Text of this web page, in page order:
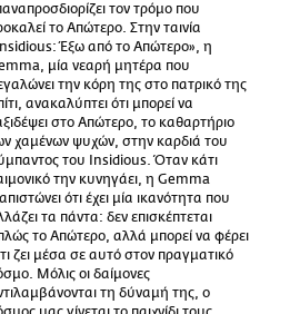
τον τρόμο που
το Απώτερο. Στην ταινία
Έξω από το Απώτερο», η
μία νεαρή μητέρα που
την κόρη της στο πατρικό της
ανακαλύπτει ότι μπορεί να
στο Απώτερο, το καθαρτήριο
χαμένων ψυχών, στην καρδιά του
του Insidious. Όταν κάτι
την κυνηγάει, η Gemma
ότι έχει μία ικανότητα που
τα πάντα: δεν επισκέπτεται
το Απώτερο, αλλά μπορεί να φέρει
ζει μέσα σε αυτό στον πραγματικό
Μόλις οι δαίμονες
τη δύναμή της, ο